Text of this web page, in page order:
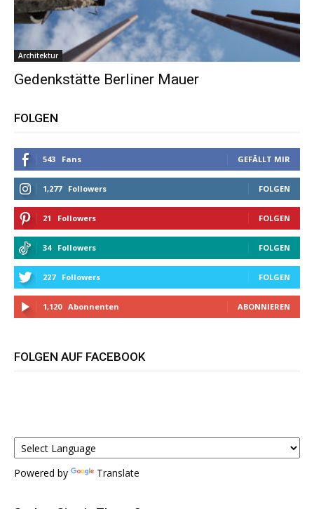
Architektur
Gedenkstätte Berliner Mauer
FOLGEN
543 Fans GEFÄLLT MIR
1,277 Followers FOLGEN
21 Followers FOLGEN
34 Followers FOLGEN
227 Followers FOLGEN
1,120 Abonnenten ABONNIEREN
FOLGEN AUF FACEBOOK
Powered by Translate